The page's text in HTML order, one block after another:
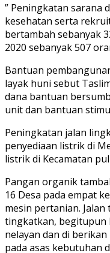
” Peningkatan sarana
kesehatan serta
bertambah sebanyak
2020 sebanyak 507
Bantuan
layak huni sebut
dana bantuan
unit dan bantuan
Peningkatan jalan
penyediaan listrik di
listrik di Kecamatan
Pangan organik
16 Desa pada empat
mesin pertanian.
tingkatkan, begitupun
nelayan dan di
pada asas kebutuhan